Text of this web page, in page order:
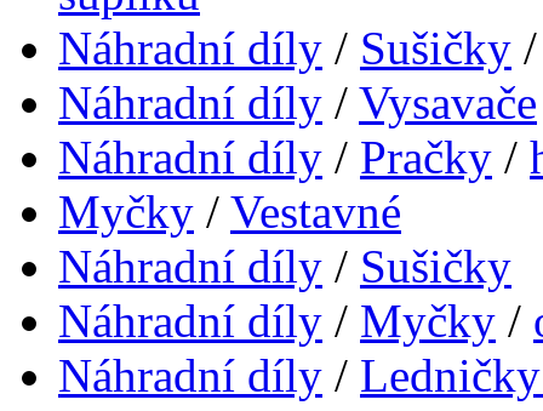
Náhradní díly / Sušičky
Náhradní díly / Vysavače
Náhradní díly / Pračky /
Myčky / Vestavné
Náhradní díly / Sušičky
Náhradní díly / Myčky /
Náhradní díly /